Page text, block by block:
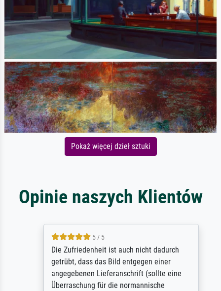
Pokaż więcej dzieł sztuki
Opinie naszych Klientów
5 / 5
Die Zufriedenheit ist auch nicht dadurch
getrübt, dass das Bild entgegen einer
angegebenen Lieferanschrift (sollte eine
Überraschung für die normannische